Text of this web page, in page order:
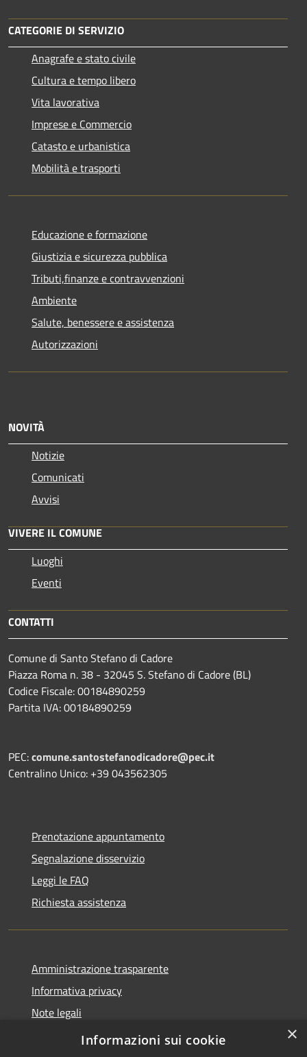
CATEGORIE DI SERVIZIO
Anagrafe e stato civile
Cultura e tempo libero
Vita lavorativa
Imprese e Commercio
Catasto e urbanistica
Mobilità e trasporti
Educazione e formazione
Giustizia e sicurezza pubblica
Tributi,finanze e contravvenzioni
Ambiente
Salute, benessere e assistenza
Autorizzazioni
NOVITÀ
Notizie
Comunicati
Avvisi
VIVERE IL COMUNE
Luoghi
Eventi
CONTATTI
Comune di Santo Stefano di Cadore
Piazza Roma n. 38 - 32045 S. Stefano di Cadore (BL)
Codice Fiscale: 00184890259
Partita IVA: 00184890259
PEC:comune.santostefanodicadore@pec.it
Centralino Unico: +39 043562305
Prenotazione appuntamento
Segnalazione disservizio
Leggi le FAQ
Richiesta assistenza
Amministrazione trasparente
Informativa privacy
Note legali
Dichiarazione di accessibilità
×
Informazioni sui cookie